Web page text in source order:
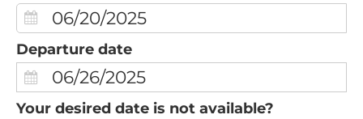
Departure date
Your desired date is not available?